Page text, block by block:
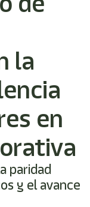
la
en
paridad
y el avance